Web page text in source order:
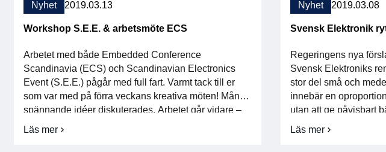
Nyhet 2019.03.13
Workshop S.E.E. & arbetsmöte ECS
Arbetet med både Embedded Conference
Scandinavia (ECS) och Scandinavian Electronics
Event (S.E.E.) pågår med full fart. Varmt tack till er
som var med på förra veckans kreativa möten! Många
spännande idéer diskuterades. Arbetet går vidare –
alla är varmt välkomna att bidra med synpunkter och
Läs mer
om
Nyhet 2019.03.08
Svensk Elektronik
Regeringens nya
Svensk Elektroniks
stor del små och
innebär en
utan att ge påvisbart
skatten anser vi att
Läs mer
om